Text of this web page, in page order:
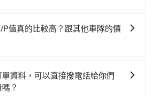
之平均每人花費為420元。但如果全程
專車接送，則每人平均花費約360
在還不馬上來預約tripool！如果你是
也可參考tripool的拼車共乘服務，最
單都需自付。再者，和運的iRent只提
如Toyota Yaris、Prius C、Vios這類
開車門才發現仍有上一組乘客遺留的
門仍未被修理，每一次租車都好像在
便宜。但如果要考慮到回程，苗栗縣
380輛，數量約為新竹市的50%、密度
時，叫兩輛計程車的費用就貴了，改
九人座廂型車最高可省$500。
歲以下或身高不足的幼童無法正常綁
嬰兒/兒童座椅或輔以增高墊。如有幼
歲的嬰兒後向汽座，可先向客服人員
，每個300元。當然，更鼓勵父母自行
值真的比較高？跟其他車隊的價
合法經營的業者，有以短程與城市為
大都會、LINE Taxi、Uber，機場接送
資料，可以直接撥電話給你們
？